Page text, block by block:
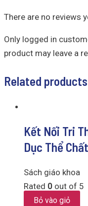
There are no reviews
Only logged in
product may leave a
Related products
Kết Nối Tri
Dục Thể
Sách giáo khoa
Rated 0 out of 5
Bỏ vào giỏ